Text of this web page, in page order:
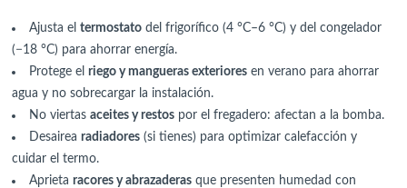
Ajusta eltermostato del frigorífico (4 °C–6 °C) y del congelador
(−18 °C) para ahorrar energía.
Protege elriego y mangueras exteriores en verano para ahorrar
agua y no sobrecargar la instalación.
No viertasaceites y restos por el fregadero: afectan a la bomba.
Desairearadiadores (si tienes) para optimizar calefacción y
cuidar el termo.
Aprietaracores y abrazaderas que presenten humedad con